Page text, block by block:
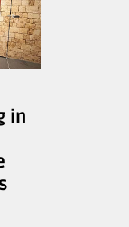
in